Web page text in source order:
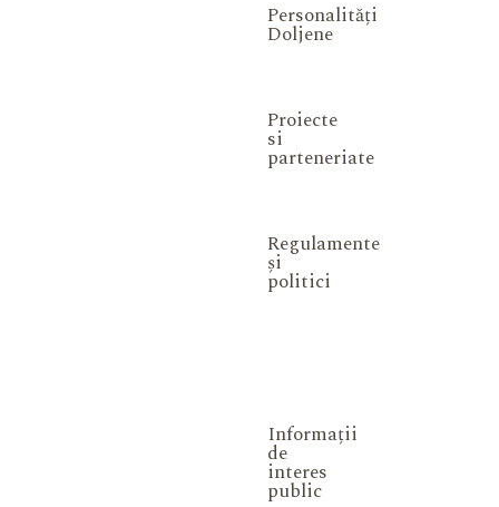
Personalități
Doljene
Proiecte
si
parteneriate
Regulamente
și
politici
Informații
de
interes
public